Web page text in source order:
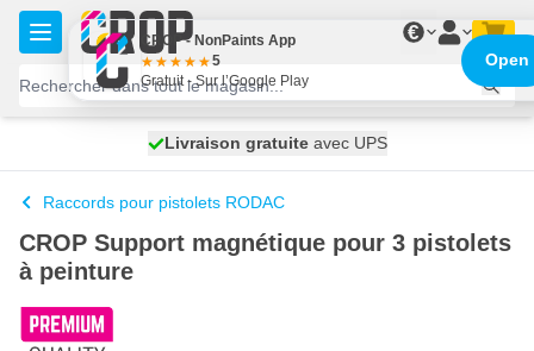
Aller au contenu
€
expédié aujourd'hui
Livraison gratuiteavec UPS
100 jours
Raccords pour pistolets RODAC
CROP Support magnétique pour 3 pistolets
à peinture
CROP - NonPaints App
5
Gratuit - Sur l’Google Play
Open